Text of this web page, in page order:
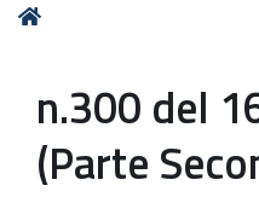
n.300 del
(Parte